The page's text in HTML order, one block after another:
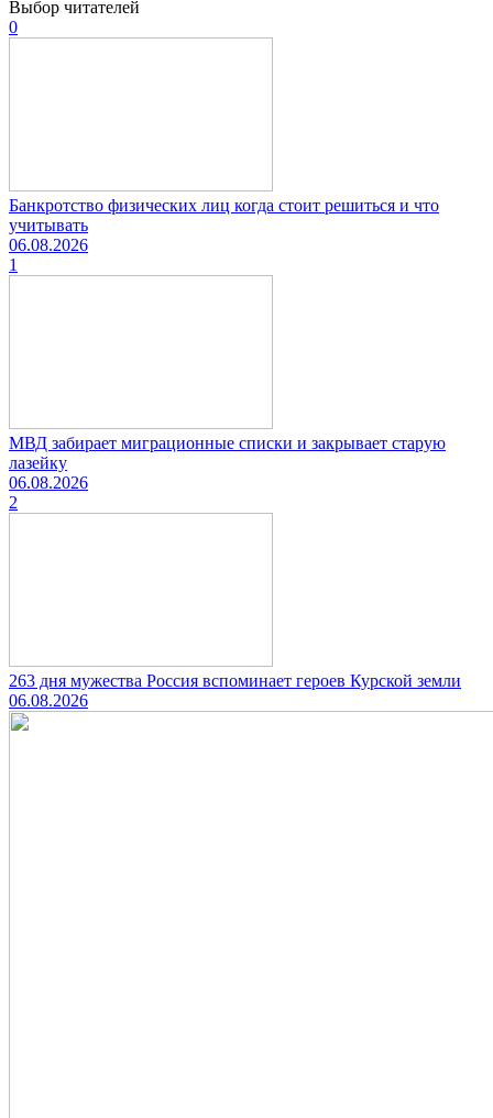
Выбор читателей
0
Банкротство физических лиц когда стоит решиться и что
учитывать
06.08.2026
1
МВД забирает миграционные списки и закрывает старую
лазейку
06.08.2026
2
263 дня мужества Россия вспоминает героев Курской земли
06.08.2026